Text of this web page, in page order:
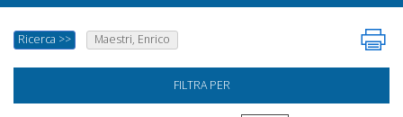
Ricerca >> Maestri, Enrico
FILTRA PER